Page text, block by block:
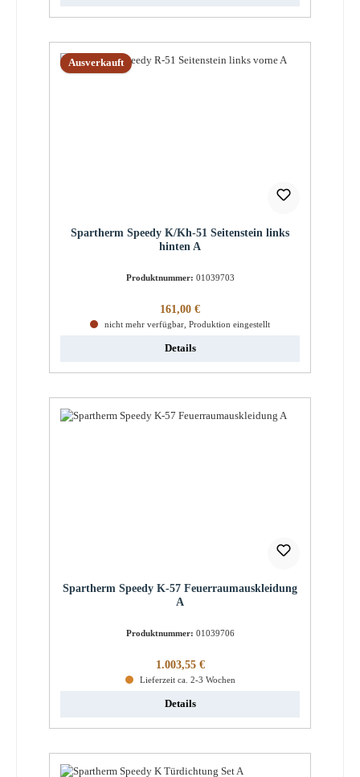
Ausverkauft
Spartherm Speedy K/Kh-51 Seitenstein links
hinten A
Produktnummer: 01039703
Regulärer Preis:
161,00 €
nicht mehr verfügbar, Produktion eingestellt
Details
Spartherm Speedy K-57 Feuerraumauskleidung
A
Produktnummer: 01039706
Regulärer Preis:
1.003,55 €
Lieferzeit ca. 2-3 Wochen
Details